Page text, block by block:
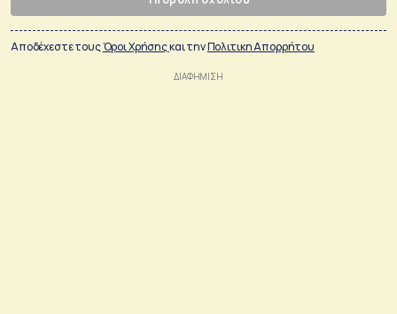
Αποδέχεστε τουςΌροι Χρήσηςκαι τηνΠολιτικη Απορρήτου